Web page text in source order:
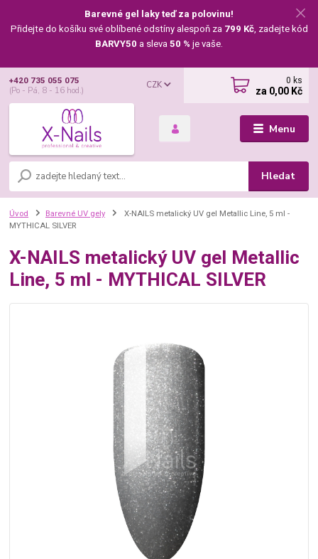
Barevné gel laky teď za polovinu!
Přidejte do košíku své oblíbené odstíny alespoň za 799 Kč, zadejte kód
BARVY50 a sleva 50 % je vaše.
Menu
CZK
Hledat
+420 735 055 075
(Po - Pá, 8 - 16 hod.)
0 ks
za 0,00 Kč
Úvod Barevné UV gely
X-NAILS metalický UV gel Metallic Line, 5 ml -
MYTHICAL SILVER
X-NAILS metalický UV gel Metallic
Line, 5 ml - MYTHICAL SILVER